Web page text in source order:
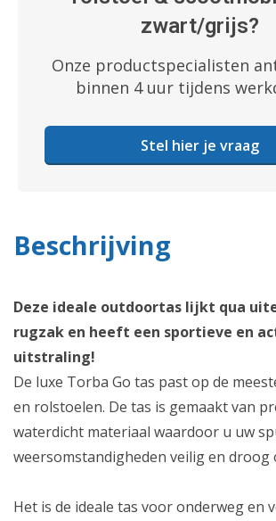
zwart/grijs?
Onze productspecialisten
binnen 4 uur tijdens
Stel hier je vraag
Beschrijving
Deze ideale outdoortas lijkt qua
rugzak en heeft een sportieve en
uitstraling!
De luxe Torba Go tas past op de
en rolstoelen. De tas is gemaakt van
waterdicht materiaal waardoor u uw
weersomstandigheden veilig en droog
Het is de ideale tas voor onderweg en